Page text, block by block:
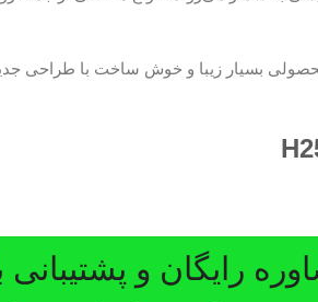
استفاده بصورت رومیزی محصولی بسیار زیبا و خوش
رایگان و پشتیبانی